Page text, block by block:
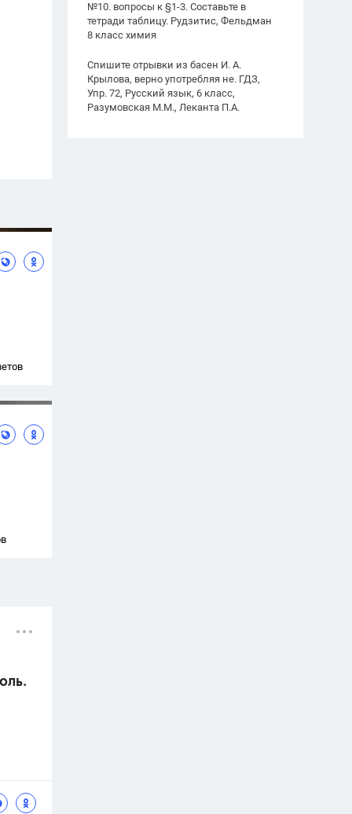
№10. вопросы к §1-3. Составьте в
тетради таблицу. Рудзитис, Фельдман
8 класс химия
Спишите отрывки из басен И. А.
Крылова, верно употребляя не. ГДЗ,
Упр. 72, Русский язык, 6 класс,
Разумовская М.М., Леканта П.А.